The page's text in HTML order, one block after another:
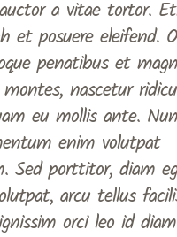
a vitae tortor.
et posuere eleifend.
penatibus et
nascetur
eu mollis ante.
enim volutpat
Sed porttitor, diam
arcu tellus
orci leo id